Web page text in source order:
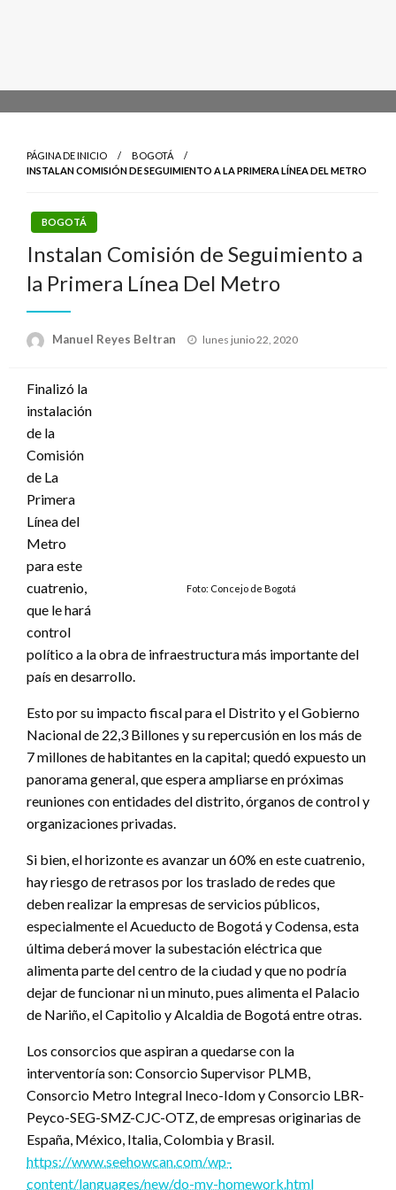
PÁGINA DE INICIO
BOGOTÁ
INSTALAN COMISIÓN DE SEGUIMIENTO A LA PRIMERA LÍNEA DEL METRO
BOGOTÁ
Instalan Comisión de Seguimiento a
la Primera Línea Del Metro
Manuel Reyes Beltran
Publicado
lunes junio 22, 2020
Finalizó la
instalación
de la
Comisión
de La Primera Línea del Metro para este cuatrenio, que le
hará control político a la obra de infraestructura más
importante del país en desarrollo.
Esto por su impacto fiscal para el Distrito y el Gobierno
Nacional de 22,3 Billones y su repercusión en los más de
7 millones de habitantes en la capital; quedó expuesto un
panorama general, que espera ampliarse en próximas
reuniones con entidades del distrito, órganos de control y
organizaciones privadas.
Si bien, el horizonte es avanzar un 60% en este cuatrenio,
hay riesgo de retrasos por los traslado de redes que
deben realizar la empresas de servicios públicos,
especialmente el Acueducto de Bogotá y Codensa, esta
última deberá mover la subestación eléctrica que
alimenta parte del centro de la ciudad y que no podría
dejar de funcionar ni un minuto, pues alimenta el Palacio
de Nariño, el Capitolio y Alcaldia de Bogotá entre otras.
Los consorcios que aspiran a quedarse con la
interventoría son: Consorcio Supervisor PLMB,
Consorcio Metro Integral Ineco-Idom y Consorcio LBR-
Peyco-SEG-SMZ-CJC-OTZ, de empresas originarias de
España, México, Italia, Colombia y Brasil.
https://www.seehowcan.com/wp-
content/languages/new/do-my-homework.html
El valor del contrato tiene un tope de $317.537.035.869
millones para ejecutar durante 11 años, y tendrá dentro
de sus obligaciones desarrollar los diseños de detalle,
construcción y fabricación de trenes y equipos, pruebas
técnicas y los primeros tres años de operación.